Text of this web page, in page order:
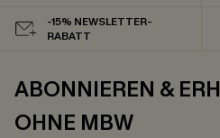
-15% NEWSLETTER-
RABATT
ABONNIEREN &
OHNE MBW